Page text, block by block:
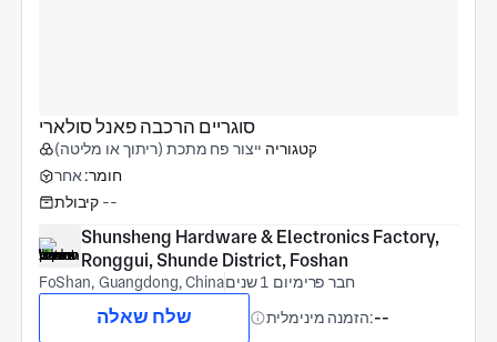
סוגריים הרכבה פאנל סולארי
קטגוריה ייצור פח מתכת (ריתוך או מליטה)
חומר: אחר
קיבולת --
Shunsheng Hardware & Electronics Factory,
Ronggui, Shunde District, Foshan
FoShan, Guangdong, China חבר פרימיום 1 שנים
שלח שאלה הזמנה מינימלית:--